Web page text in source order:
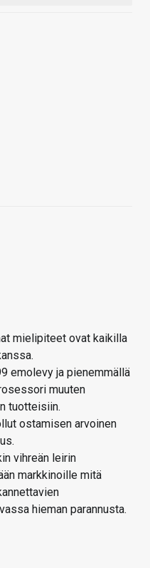
mielipiteet ovat kaikilla
emolevy ja pienemmällä
muuten
tuotteisiin.
ostamisen arvoinen
vihreän leirin
markkinoille mitä
hieman parannusta.